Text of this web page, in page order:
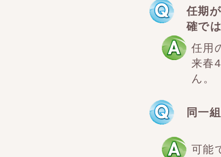
任期
確で
任用
来春
ん。
同一
可能